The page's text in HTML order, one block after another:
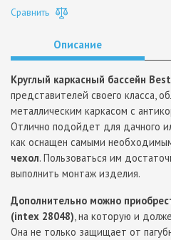
Сравнить
Описание
Круглый каркасный бассейн
представителей своего класса,
металлическим каркасом с
Отлично подойдет для дачного
как оснащен самыми
чехол. Пользоваться им
выполнить монтаж изделия.
Дополнительно можно
(intex 28048), на которую и
Она не только защищает от